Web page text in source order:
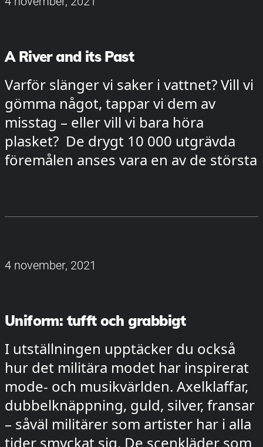
A River and its Past
Varför slänger vi saker i vattnet? Vill vi
gömma något, tappar vi dem av
misstag – eller vill vi bara höra
plasket? De drygt 10 000 utgrävda
föremålen anses vara en av de största
4 november, 2021
Uniform: tufft och grabbigt
I utställningen upptäcker du också
hur det militära modet har inspirerat
mode- och musikvärlden. Axelklaffar,
dubbelknäppning, guld, silver, fransar
– såväl militärer som artister har i alla
tider smyckat sig. De scenkläder som